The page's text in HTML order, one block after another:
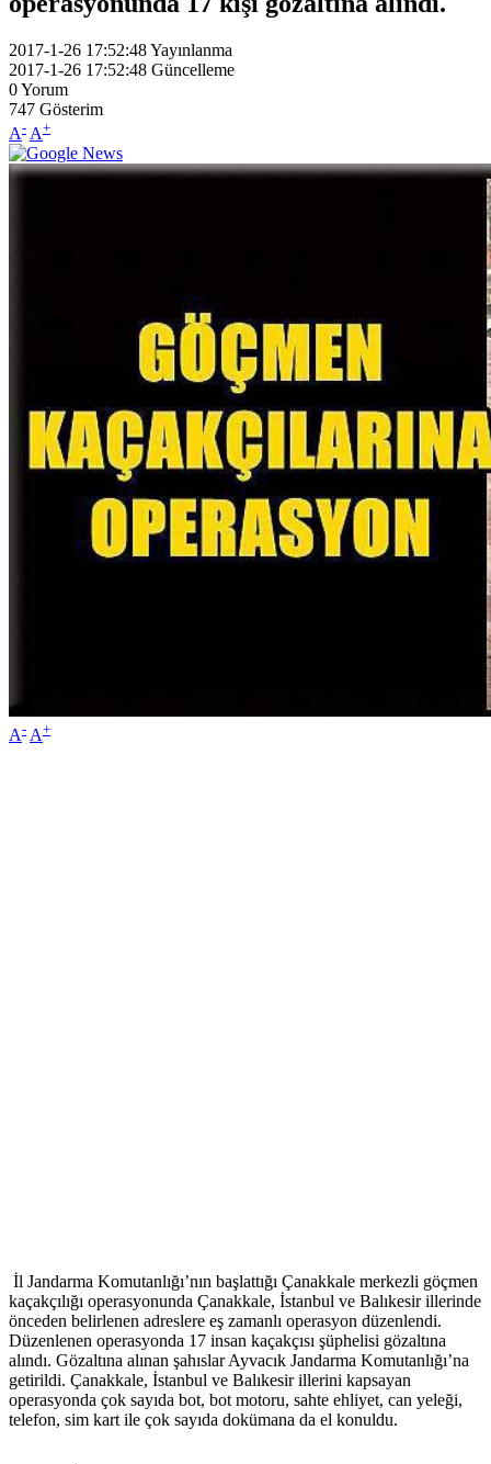
2017-1-26 17:52:48Yayınlanma
2017-1-26 17:52:48 Güncelleme
0Yorum
747 Gösterim
A- A+
A- A+
İl Jandarma Komutanlığı’nın başlattığı Çanakkale merkezli göçmen
kaçakçılığı operasyonunda Çanakkale, İstanbul ve Balıkesir illerinde
önceden belirlenen adreslere eş zamanlı operasyon düzenlendi.
Düzenlenen operasyonda 17 insan kaçakçısı şüphelisi gözaltına
alındı. Gözaltına alınan şahıslar Ayvacık Jandarma Komutanlığı’na
getirildi. Çanakkale, İstanbul ve Balıkesir illerini kapsayan
operasyonda çok sayıda bot, bot motoru, sahte ehliyet, can yeleği,
telefon, sim kart ile çok sayıda dokümana da el konuldu.